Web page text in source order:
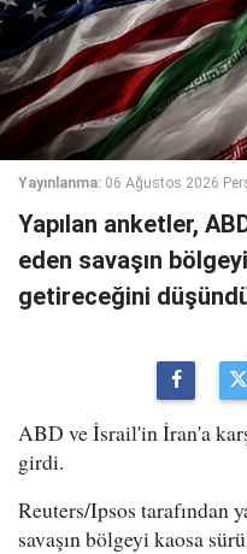
Yayınlanma: 06 Ağustos 2026
Yapılan anketler,
eden savaşın
getireceğini
ABD ve İsrail'in İran'a
girdi.
Reuters/Ipsos tarafından
savaşın bölgeyi kaosa